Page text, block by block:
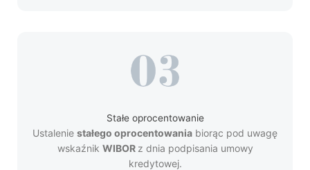
Stałe oprocentowanie
Ustalenie stałego oprocentowania biorąc pod uwagę
wskaźnik WIBOR z dnia podpisania umowy
kredytowej.